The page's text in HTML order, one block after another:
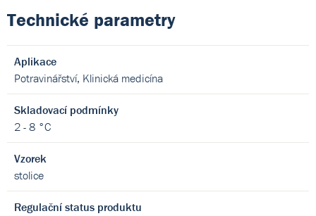
Technické parametry
Aplikace
Potravinářství, Klinická medicína
Skladovací podmínky
2 - 8 °C
Vzorek
stolice
Regulační status produktu